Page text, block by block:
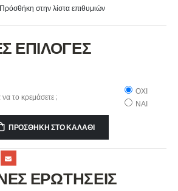
Πρόσθήκη στην λίστα επιθυμιών
ΕΠΙΛΟΓΕΣ
να το κρεμάσετε ;
ΟΧΙ
ΝΑΙ
ΠΡΟΣΘΉΚΗ ΣΤΟ ΚΑΛΆΘΙ
ΕΡΩΤΗΣΕΙΣ